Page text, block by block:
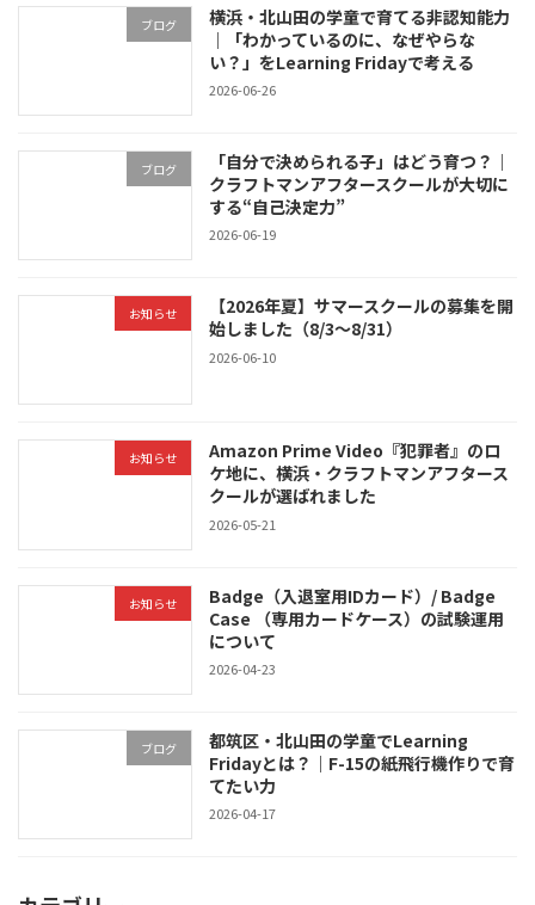
ブログ
横浜・北山田の学童で育てる非認知能力
｜「わかっているのに、なぜやらな
い？」をLearning Fridayで考える
2026-06-26
ブログ
「自分で決められる子」はどう育つ？｜
クラフトマンアフタースクールが大切に
する“自己決定力”
2026-06-19
お知らせ
【2026年夏】サマースクールの募集を開
始しました（8/3〜8/31）
2026-06-10
お知らせ
Amazon Prime Video『犯罪者』のロ
ケ地に、横浜・クラフトマンアフタース
クールが選ばれました
2026-05-21
お知らせ
Badge（入退室用IDカード）/ Badge
Case （専用カードケース）の試験運用
について
2026-04-23
ブログ
都筑区・北山田の学童でLearning
Fridayとは？｜F-15の紙飛行機作りで育
てたい力
2026-04-17